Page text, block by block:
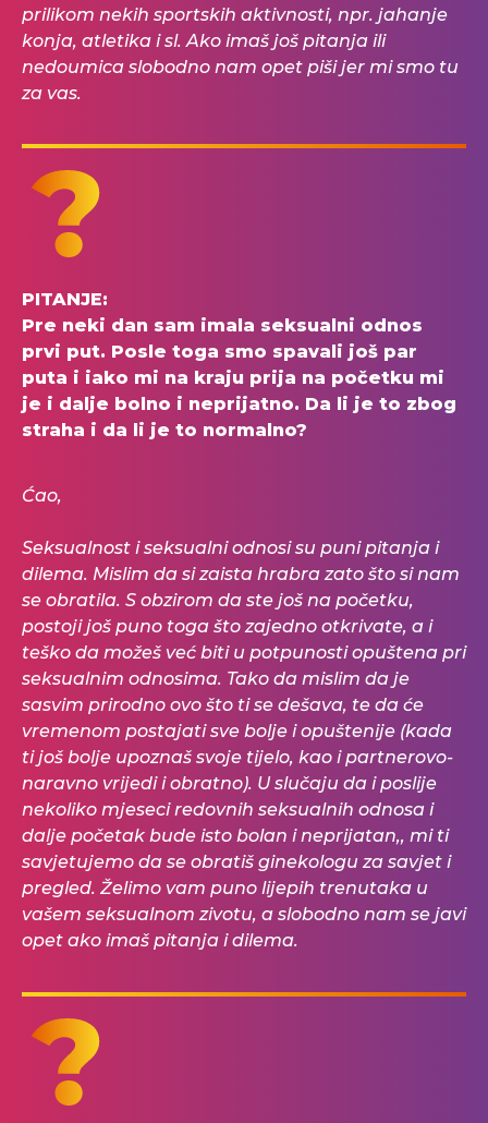
prilikom nekih sportskih aktivnosti, npr. jahanje
konja, atletika i sl. Ako imaš još pitanja ili
nedoumica slobodno nam opet piši jer mi smo tu
za vas.
PITANJE:
Pre neki dan sam imala seksualni odnos
prvi put. Posle toga smo spavali još par
puta i iako mi na kraju prija na početku mi
je i dalje bolno i neprijatno. Da li je to zbog
straha i da li je to normalno?
Ćao,
Seksualnost i seksualni odnosi su puni pitanja i
dilema. Mislim da si zaista hrabra zato što si nam
se obratila. S obzirom da ste još na početku,
postoji još puno toga što zajedno otkrivate, a i
teško da možeš već biti u potpunosti opuštena pri
seksualnim odnosima. Tako da mislim da je
sasvim prirodno ovo što ti se dešava, te da će
vremenom postajati sve bolje i opuštenije (kada
ti još bolje upoznaš svoje tijelo, kao i partnerovo-
naravno vrijedi i obratno). U slučaju da i poslije
nekoliko mjeseci redovnih seksualnih odnosa i
dalje početak bude isto bolan i neprijatan,, mi ti
savjetujemo da se obratiš ginekologu za savjet i
pregled. Želimo vam puno lijepih trenutaka u
vašem seksualnom zivotu, a slobodno nam se javi
opet ako imaš pitanja i dilema.